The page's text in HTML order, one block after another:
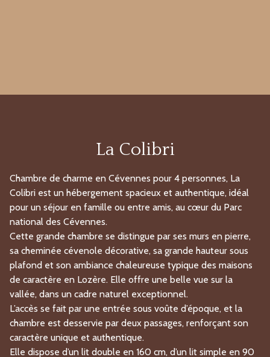
La Colibri
Chambre de charme en Cévennes pour 4 personnes, La
Colibri est un hébergement spacieux et authentique, idéal
pour un séjour en famille ou entre amis, au cœur du Parc
national des Cévennes.
Cette grande chambre se distingue par ses murs en pierre,
sa cheminée cévenole décorative, sa grande hauteur sous
plafond et son ambiance chaleureuse typique des maisons
de caractère en Lozère. Elle offre une belle vue sur la
vallée, dans un cadre naturel exceptionnel.
L’accès se fait par une entrée sous voûte d’époque, et la
chambre est desservie par deux passages, renforçant son
caractère unique et authentique.
Elle dispose d’un lit double en 160 cm, d’un lit simple en 90